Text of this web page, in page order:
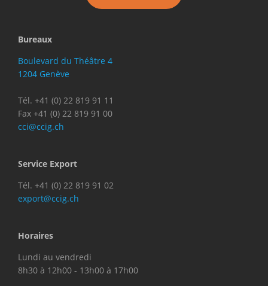
Bureaux
Boulevard du Théâtre 4
1204 Genève
Tél. +41 (0) 22 819 91 11
Fax +41 (0) 22 819 91 00
cci@ccig.ch
Service Export
Tél. +41 (0) 22 819 91 02
export@ccig.ch
Horaires
Lundi au vendredi
8h30 à 12h00 - 13h00 à 17h00